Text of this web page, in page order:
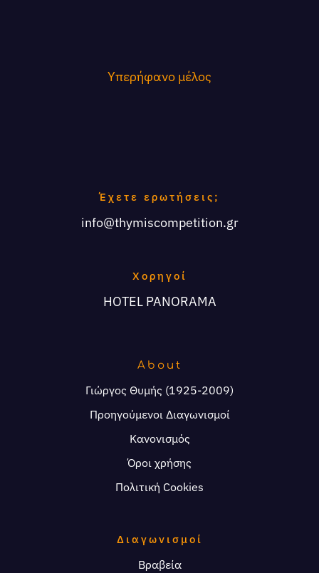
Έχετε ερωτήσεις;
info@thymiscompetition.gr
Υπερήφανο μέλος
Χορηγοί
HOTEL PANORAMA
About
Γιώργος Θυμής (1925-2009)
Προηγούμενοι Διαγωνισμοί
Κανονισμός
Όροι χρήσης
Πολιτική Cookies
Διαγωνισμοί
Βραβεία